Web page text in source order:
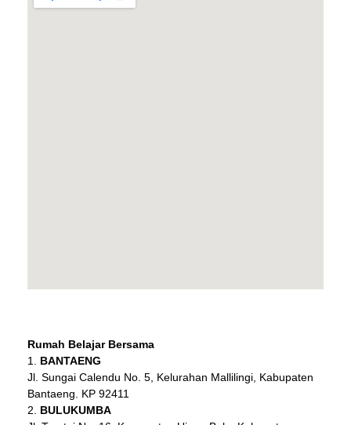
Rumah Belajar Bersama
BANTAENG
Jl. Sungai Calendu No. 5, Kelurahan Mallilingi, Kabupaten
Bantaeng. KP 92411
BULUKUMBA